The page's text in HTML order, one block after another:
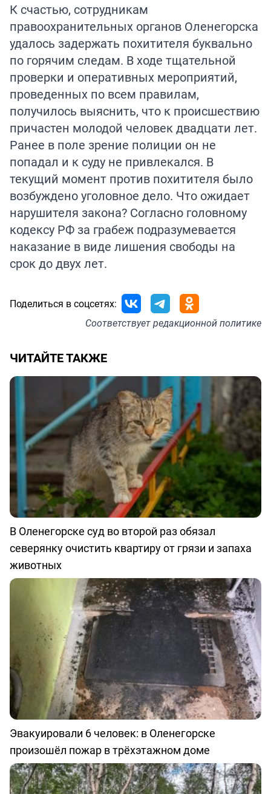
К счастью, сотрудникам
правоохранительных органов Оленегорска
удалось задержать похитителя буквально
по горячим следам. В ходе тщательной
проверки и оперативных мероприятий,
проведенных по всем правилам,
получилось выяснить, что к происшествию
причастен молодой человек двадцати лет.
Ранее в поле зрение полиции он не
попадал и к суду не привлекался. В
текущий момент против похитителя было
возбуждено уголовное дело. Что ожидает
нарушителя закона? Согласно головному
кодексу РФ за грабеж подразумевается
наказание в виде лишения свободы на
срок до двух лет.
Поделиться в соцсетях:
Соответствуетредакционной политике
ЧИТАЙТЕ ТАКЖЕ
В Оленегорске суд во второй раз обязал
северянку очистить квартиру от грязи и запаха
животных
Эвакуировали 6 человек: в Оленегорске
произошёл пожар в трёхэтажном доме